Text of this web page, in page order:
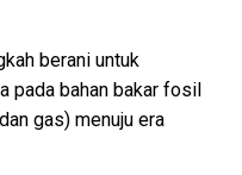
berani untuk
pada bahan bakar fosil
gas) menuju era